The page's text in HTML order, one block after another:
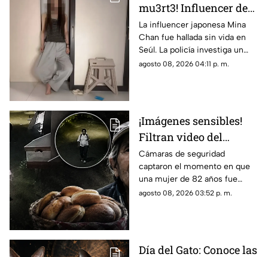
mu3rt3! Influencer de
k-pop Mina Chan
estaba en su
departamento de Seúl
La influencer japonesa Mina
Chan fue hallada sin vida en
Seúl. La policía investiga un
posible suicidio tras una alerta
agosto 08, 2026 04:11 p. m.
¡Imágenes sensibles!
Filtran video del
asesinato de abuelita
vendedora de cemitas
en Puebla: le robaron
unos pesos
Cámaras de seguridad
captaron el momento en que
una mujer de 82 años fue
asesinada al regresar de
agosto 08, 2026 03:52 p. m.
Día del Gato: Conoce las